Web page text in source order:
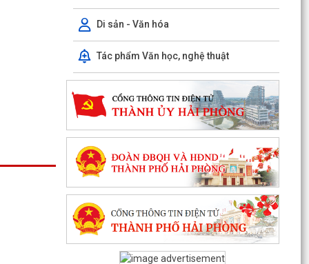
Di sản - Văn hóa
Tác phẩm Văn học, nghệ thuật
PHƯỜNG CHU VĂN AN TỔ CHỨC ĐỐI THOẠI VỀ
PHƯƠNG ÁN BỒI THƯỜNG, HỖ TRỢ GIẢI PHÓNG
MẶT BẰNG DỰ ÁN KHU...
THÔNG BÁO Niêm yết công khai kết quả rà soát
các đối tượng thuộc hộ nghèo, hộ cận nghèo, hộ
thoát...
Phiếu khảo sát sự hài lòng của người dân đối với
hoạt động của chính quyền cấp xã và cán bộ,
công...
Kế hoạch thực hiện Quy định số 19-QĐ/TW ngày
08/4/2026 của Ban Chấp hành Trung ương về
công tác...
TỪ PHƯỢNG HOÀNG, KỂ CÂU CHUYỆN NGƯỜI
THẦY VIỆT NAM VỚI THẾ GIỚI